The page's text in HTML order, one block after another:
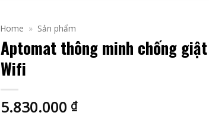
Home » Sản phẩm
Aptomat thông minh chống giật
Wifi
5.830.000 ₫